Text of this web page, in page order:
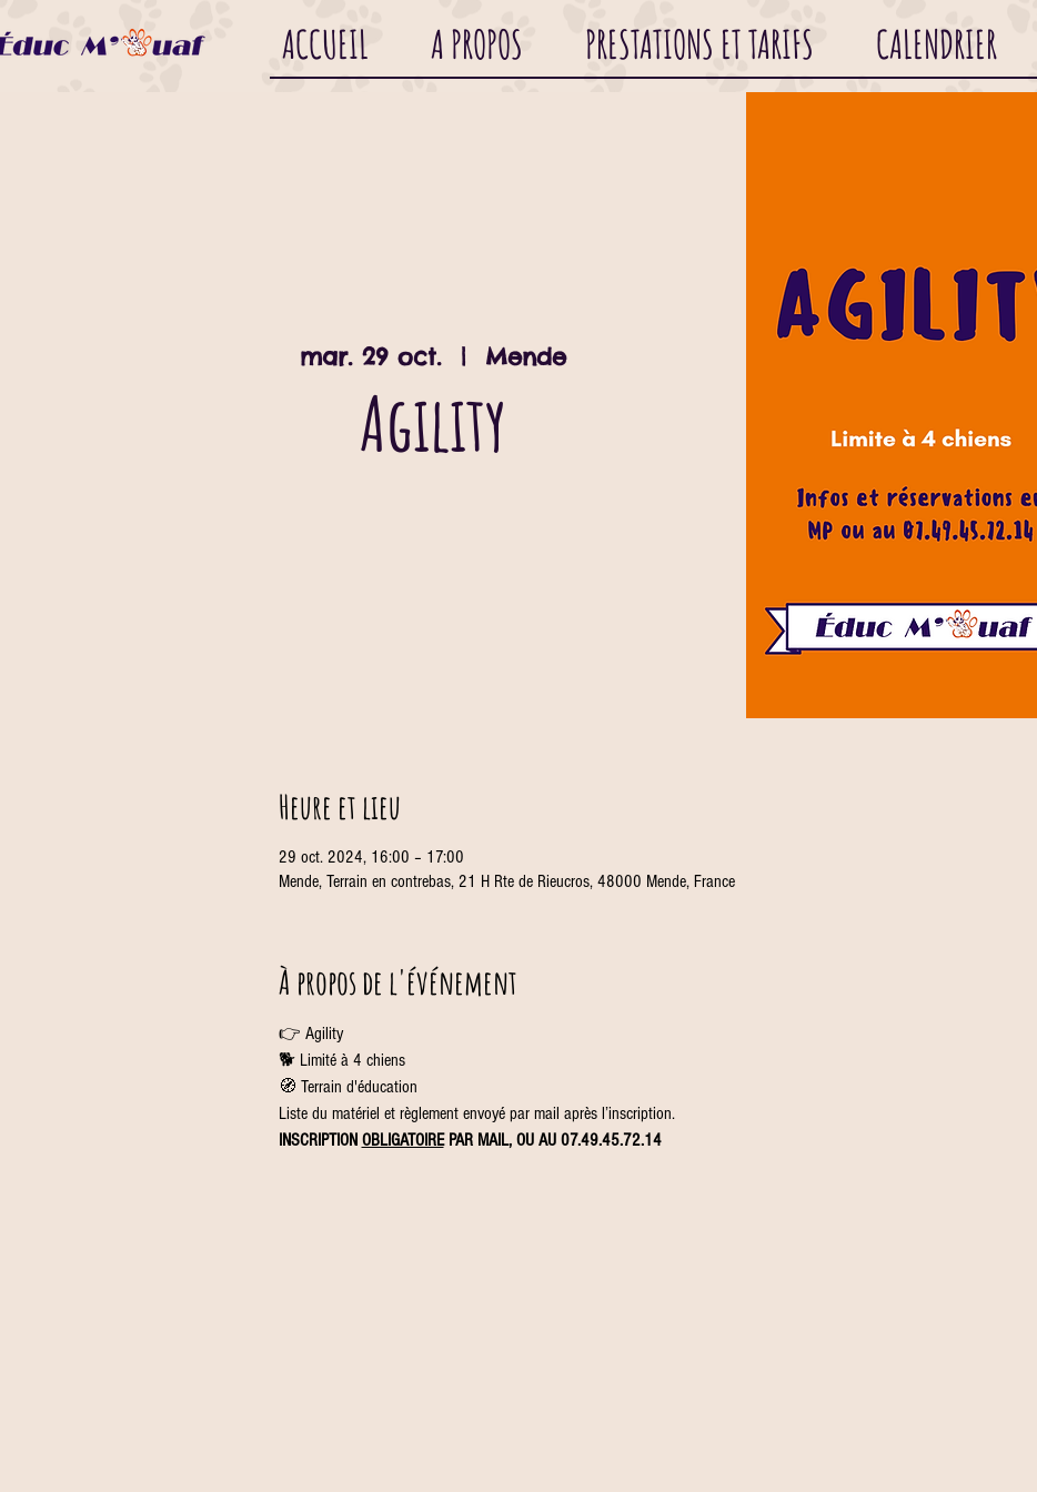
ACCUEIL A PROPOS PRESTATIONS ET TARIFS CALENDRIER
mar. 29 oct.
  |
Mende
Agility
Heure et lieu
29 oct. 2024, 16:00 – 17:00
Mende, Terrain en contrebas, 21 H Rte de Rieucros, 48000 Mende, France
À propos de l'événement
👉 Agility
🐕 Limité à 4 chiens
🧭 Terrain d'éducation
Liste du matériel et règlement envoyé par mail après l’inscription.
INSCRIPTION OBLIGATOIRE PAR MAIL, OU AU 07.49.45.72.14